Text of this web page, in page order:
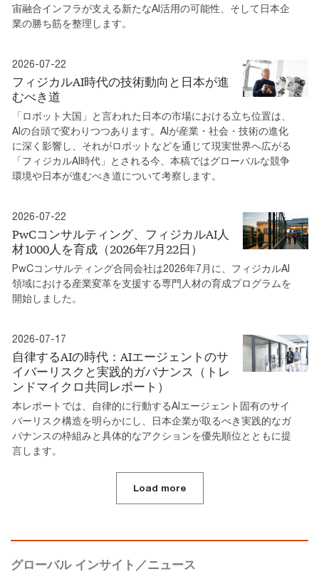
宙融合インフラが支える新たなAI活用の可能性、そして日本企
業の勝ち筋を整理します。
2026-07-22
フィジカルAI時代の技術動向と日本が進
むべき道
「ロボット大国」と言われた日本の市場における立ち位置は、
AIの台頭で変わりつつあります。AIが産業・社会・技術の進化
に深く影響し、それがロボットなどを通じて現実世界へ広がる
「フィジカルAI時代」とされる今、本稿ではグローバルな競争
環境や日本が進むべき道について考察します。
2026-07-22
PwCコンサルティング、フィジカルAI人
材1000人を育成（2026年7月22日）
PwCコンサルティング合同会社は2026年7月に、フィジカルAI
領域における産業変革を支援する専門人材の育成プログラムを
開始しました。
2026-07-17
自律するAIの時代：AIエージェントのサ
イバーリスクと実践的ガバナンス（トレ
ンドマイクロ共同レポート）
本レポートでは、自律的に行動するAIエージェント固有のサイ
バーリスク構造を明らかにし、日本企業が取るべき実践的なガ
バナンスの枠組みと具体的なアクションを優先順位とともに提
言します。
Load more
グローバル インサイト／ニュース